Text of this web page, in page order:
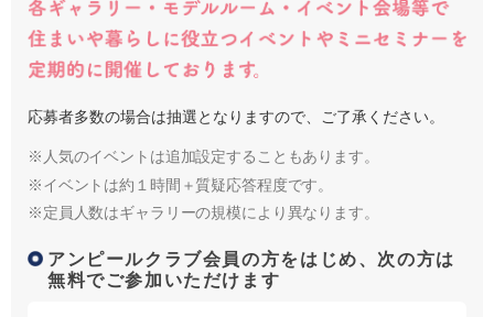
応募者多数の場合は抽選となりますので、ご了承ください。
※人気のイベントは追加設定することもあります。
※イベントは約１時間＋質疑応答程度です。
※定員人数はギャラリーの規模により異なります。
アンピールクラブ会員の方をはじめ、次の方は
無料でご参加いただけます